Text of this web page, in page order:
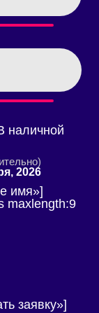
наличной
2026
имя»]
maxlength:9
заявку»]